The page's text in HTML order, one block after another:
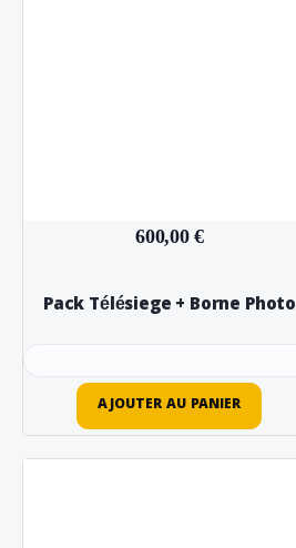
600,00 €
Pack Télésiege + Borne Photo
AJOUTER AU PANIER